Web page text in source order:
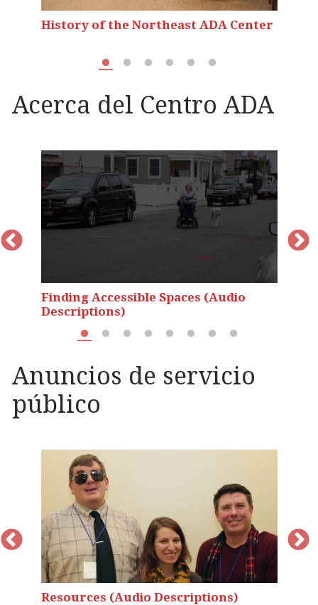
History of the Northeast ADA Center
Acerca del Centro ADA
Finding Accessible Spaces (Audio
Descriptions)
Anuncios de servicio
público
Resources (Audio Descriptions)